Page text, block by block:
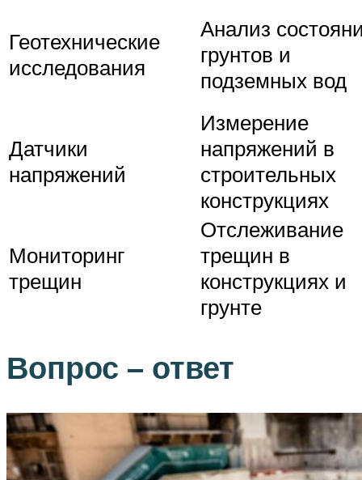
Геотехнические
исследования
Анализ
грунтов и
подземных вод
Датчики
напряжений
Измерение
напряжений в
строительных
конструкциях
Мониторинг
трещин
Отслеживание
трещин в
конструкциях и
грунте
Вопрос – ответ